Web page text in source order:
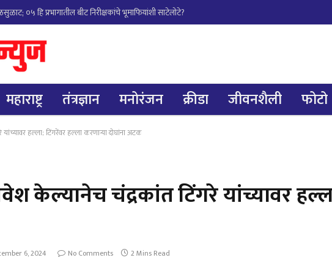
०५ हि प्रभागातील बीट निरीक्षकांचे भूमाफियांशी साटेलोटे?
महाराष्ट्र तंत्रज्ञान मनोरंजन क्रीडा जीवनशैली फोटो
हल्ला; टिंगरेंवर हल्ला करणार्‍या दोघांना अटक
केल्यानेच चंद्रकांत टिंगरे यांच्यावर
6, 2024 No Comments 2 Mins Read